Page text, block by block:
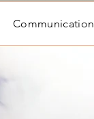
Communication